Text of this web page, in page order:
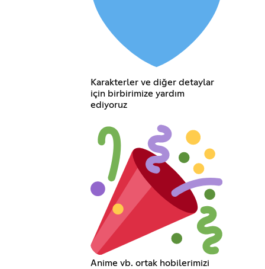
Karakterler ve diğer detaylar
için birbirimize yardım
ediyoruz
Anime vb. ortak hobilerimizi